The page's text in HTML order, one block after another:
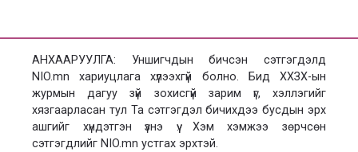
АНХААРУУЛГА: Уншигчдын бичсэн сэтгэгдэлд
NIO.mn хариуцлага хүлээхгүй болно. Бид ХХЗХ-ын
журмын дагуу зүй зохисгүй зарим үг, хэллэгийг
хязгаарласан тул Та сэтгэгдэл бичихдээ бусдын эрх
ашгийг хүндэтгэн үзнэ үү. Хэм хэмжээ зөрчсөн
сэтгэгдлийг NIO.mn устгах эрхтэй.